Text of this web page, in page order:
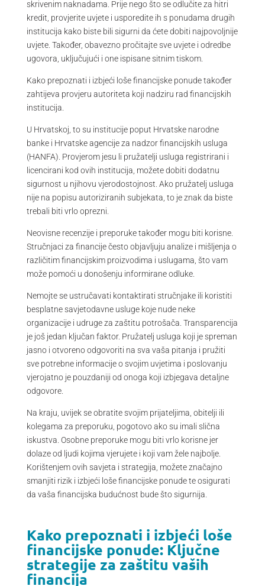
skrivenim naknadama. Prije nego što se odlučite za hitri
kredit, provjerite uvjete i usporedite ih s ponudama drugih
institucija kako biste bili sigurni da ćete dobiti najpovoljnije
uvjete. Također, obavezno pročitajte sve uvjete i odredbe
ugovora, uključujući i one ispisane sitnim tiskom.
Kako prepoznati i izbjeći loše financijske ponude također
zahtijeva provjeru autoriteta koji nadziru rad financijskih
institucija.
U Hrvatskoj, to su institucije poput Hrvatske narodne
banke i Hrvatske agencije za nadzor financijskih usluga
(HANFA). Provjerom jesu li pružatelji usluga registrirani i
licencirani kod ovih institucija, možete dobiti dodatnu
sigurnost u njihovu vjerodostojnost. Ako pružatelj usluga
nije na popisu autoriziranih subjekata, to je znak da biste
trebali biti vrlo oprezni.
Neovisne recenzije i preporuke također mogu biti korisne.
Stručnjaci za financije često objavljuju analize i mišljenja o
različitim financijskim proizvodima i uslugama, što vam
može pomoći u donošenju informirane odluke.
Nemojte se ustručavati kontaktirati stručnjake ili koristiti
besplatne savjetodavne usluge koje nude neke
organizacije i udruge za zaštitu potrošača. Transparencija
je još jedan ključan faktor. Pružatelj usluga koji je spreman
jasno i otvoreno odgovoriti na sva vaša pitanja i pružiti
sve potrebne informacije o svojim uvjetima i poslovanju
vjerojatno je pouzdaniji od onoga koji izbjegava detaljne
odgovore.
Na kraju, uvijek se obratite svojim prijateljima, obitelji ili
kolegama za preporuku, pogotovo ako su imali slična
iskustva. Osobne preporuke mogu biti vrlo korisne jer
dolaze od ljudi kojima vjerujete i koji vam žele najbolje.
Korištenjem ovih savjeta i strategija, možete značajno
smanjiti rizik i izbjeći loše financijske ponude te osigurati
da vaša financijska budućnost bude što sigurnija.
Kako prepoznati i izbjeći loše
financijske ponude: Ključne
strategije za zaštitu vaših
financija